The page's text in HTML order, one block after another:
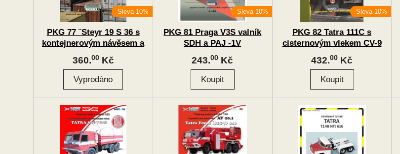
Sleva 10%
PKG 77 ¨Steyr 19 S 36 s
kontejnerovým návěsem a
cisternovým kontejnerem
360.00Kč
Sleva 10%
PKG 81 Praga V3S valník
SDH a PAJ -1V
243.00 Kč
Sleva 10%
PKG 82 Tatra 111C s
cisternovým vlekem CV-9
432.00 Kč